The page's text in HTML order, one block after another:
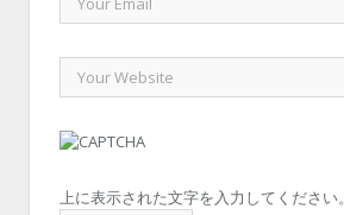
上に表示された文字を入力してください。